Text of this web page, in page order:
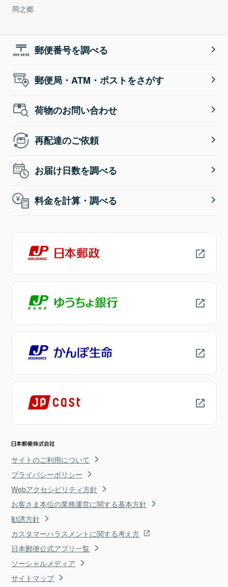
岡之郷
郵便番号を調べる
郵便局・ATM・ポストをさがす
荷物のお問い合わせ
再配達のご依頼
お届け日数を調べる
料金を計算・調べる
サイトのご利用について
プライバシーポリシー
Webアクセシビリティ方針
お客さま本位の業務運営に関する基本方針
勧誘方針
カスタマーハラスメントに関する考え方
日本郵便公式アプリ一覧
ソーシャルメディア
サイトマップ